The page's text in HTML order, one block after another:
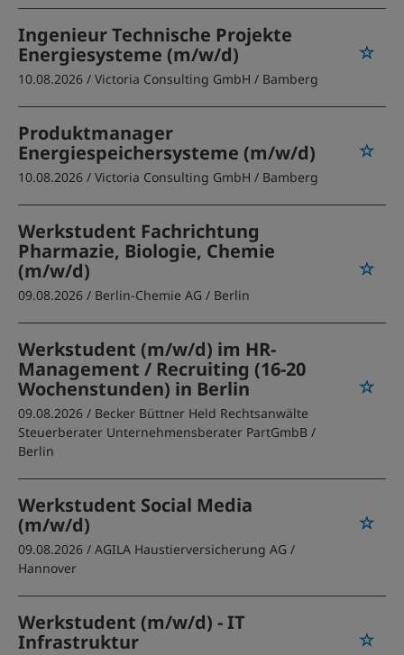
Ingenieur Technische Projekte
Energiesysteme (m/w/d)
10.08.2026 / Victoria Consulting GmbH / Bamberg
Produktmanager
Energiespeichersysteme (m/w/d)
10.08.2026 / Victoria Consulting GmbH / Bamberg
Werkstudent Fachrichtung
Pharmazie, Biologie, Chemie
(m/w/d)
09.08.2026 / Berlin-Chemie AG / Berlin
Werkstudent (m/w/d) im HR-
Management / Recruiting (16-20
Wochenstunden) in Berlin
09.08.2026 / Becker Büttner Held Rechtsanwälte
Steuerberater Unternehmensberater PartGmbB /
Berlin
Werkstudent Social Media
(m/w/d)
09.08.2026 / AGILA Haustierversicherung AG /
Hannover
Werkstudent (m/w/d) - IT
Infrastruktur